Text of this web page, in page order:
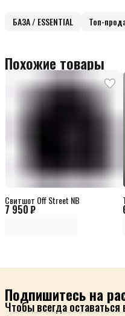
БАЗА / ESSENTIAL Топ-
Похожие товары
7 950 ₽
Свитшот Off Street NB
Подпишитесь на
Чтобы всегда оставаться